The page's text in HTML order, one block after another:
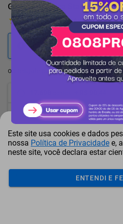
Garrafa Térmica Stanley
5 Avaliações
19.664 pontos
ou resgate porpontos + dinheiro
16.715 pontos + R$ 135,65
15.732 pontos + R$ 180,87
Este site usa cookies e dados
nossa Política de Privacidade e,
neste site, você declara estar
ENTENDI E